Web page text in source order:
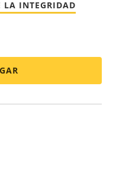
LA INTEGRIDAD